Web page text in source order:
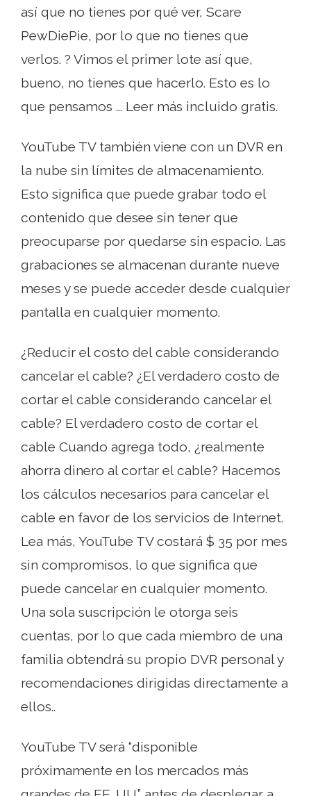
así que no tienes por qué ver, Scare
PewDiePie, por lo que no tienes que
verlos. ? Vimos el primer lote así que,
bueno, no tienes que hacerlo. Esto es lo
que pensamos ... Leer más incluido gratis.
YouTube TV también viene con un DVR en
la nube sin límites de almacenamiento.
Esto significa que puede grabar todo el
contenido que desee sin tener que
preocuparse por quedarse sin espacio. Las
grabaciones se almacenan durante nueve
meses y se puede acceder desde cualquier
pantalla en cualquier momento.
¿Reducir el costo del cable considerando
cancelar el cable? ¿El verdadero costo de
cortar el cable considerando cancelar el
cable? El verdadero costo de cortar el
cable Cuando agrega todo, ¿realmente
ahorra dinero al cortar el cable? Hacemos
los cálculos necesarios para cancelar el
cable en favor de los servicios de Internet.
Lea más, YouTube TV costará $ 35 por mes
sin compromisos, lo que significa que
puede cancelar en cualquier momento.
Una sola suscripción le otorga seis
cuentas, por lo que cada miembro de una
familia obtendrá su propio DVR personal y
recomendaciones dirigidas directamente a
ellos..
YouTube TV será “disponible
próximamente en los mercados más